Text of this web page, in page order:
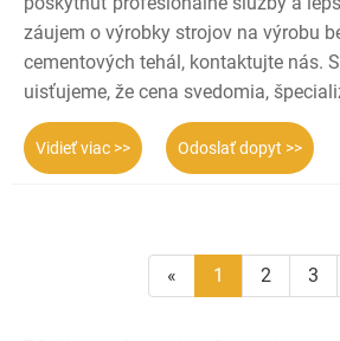
záujem o výrobky strojov na výrobu
cementových tehál, kontaktujte nás.
uisťujeme, že cena svedomia,
Vidieť viac >> Odoslať dopyt >>
« 1 2 3